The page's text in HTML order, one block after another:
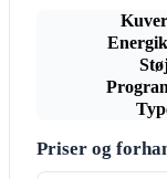
Priser og